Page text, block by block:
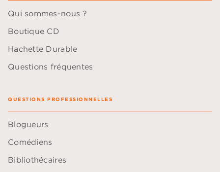
Qui sommes-nous ?
Boutique CD
Hachette Durable
Questions fréquentes
QUESTIONS PROFESSIONNELLES
Blogueurs
Comédiens
Bibliothécaires